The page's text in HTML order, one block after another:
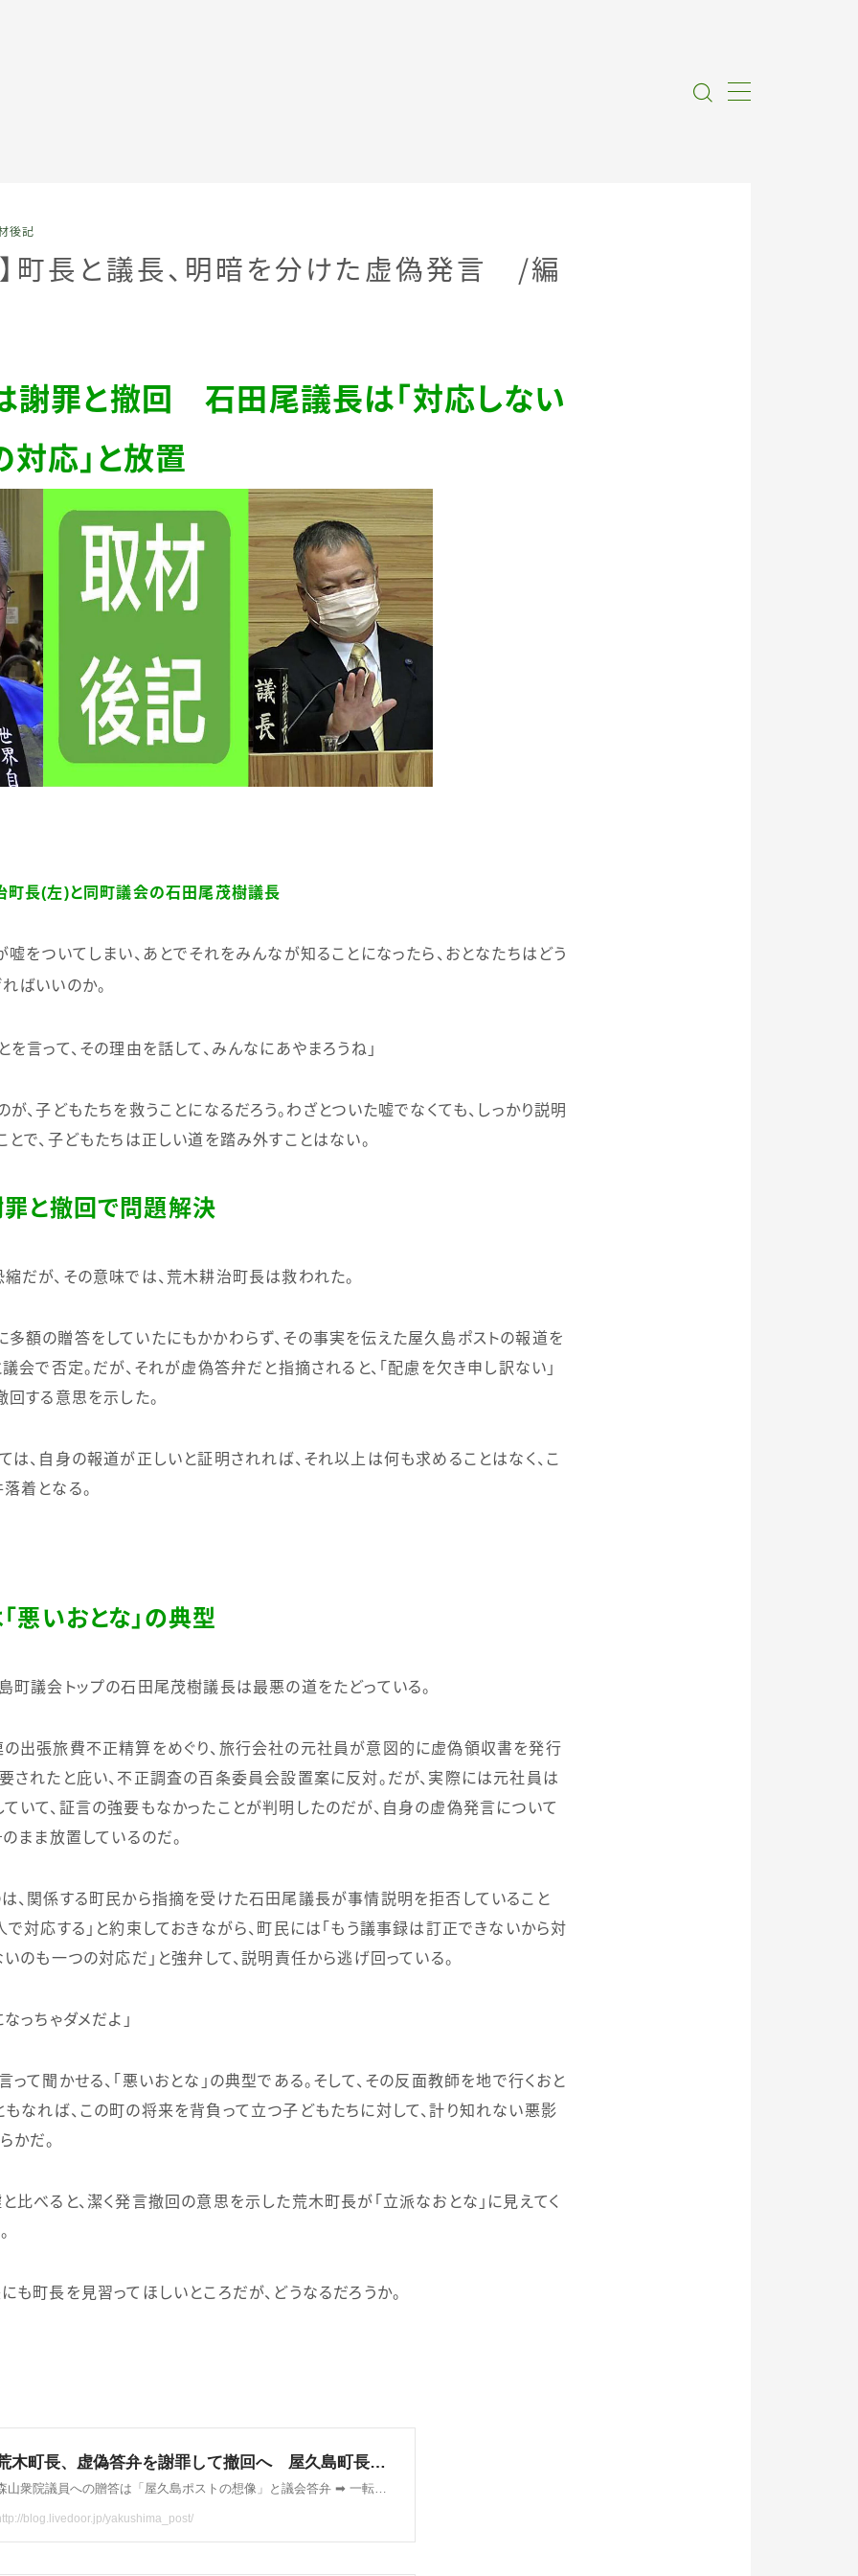
私たちについて
後記
町長と議長、明暗を分けた虚偽発言 ／編
謝罪と撤回 石田尾議長は「対応しない
応」と放置
町長(左)と同町議会の石田尾茂樹議長
をついてしまい、あとでそれをみんなが知ることになったら、おとなたちはどう
ばいいのか。
言って、その理由を話して、みんなにあやまろうね」
、子どもたちを救うことになるだろう。わざとついた嘘でなくても、しっかり説明
とで、子どもたちは正しい道を踏み外すことはない。
と撤回で問題解決
だが、その意味では、荒木耕治町長は救われた。
額の贈答をしていたにもかかわらず、その事実を伝えた屋久島ポストの報道を
議会で否定。だが、それが虚偽答弁だと指摘されると、「配慮を欠き申し訳ない」
回する意思を示した。
は、自身の報道が正しいと証明されれば、それ以上は何も求めることはなく、こ
着となる。
悪いおとな」の典型
町議会トップの石田尾茂樹議長は最悪の道をたどっている。
出張旅費不正精算をめぐり、旅行会社の元社員が意図的に虚偽領収書を発行
されたと庇い、不正調査の百条委員会設置案に反対。だが、実際には元社員は
いて、証言の強要もなかったことが判明したのだが、自身の虚偽発言について
まま放置しているのだ。
関係する町民から指摘を受けた石田尾議長が事情説明を拒否していること
で対応する」と約束しておきながら、町民には「もう議事録は訂正できないから対
いのも一つの対応だ」と強弁して、説明責任から逃げ回っている。
っちゃダメだよ」
て聞かせる、「悪いおとな」の典型である。そして、その反面教師を地で行くおと
なれば、この町の将来を背負って立つ子どもたちに対して、計り知れない悪影
かだ。
べると、潔く発言撤回の意思を示した荒木町長が「立派なおとな」に見えてく
も町長を見習ってほしいところだが、どうなるだろうか。